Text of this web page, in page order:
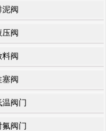
泥阀
压阀
料阀
塞阀
温阀门
氟阀门